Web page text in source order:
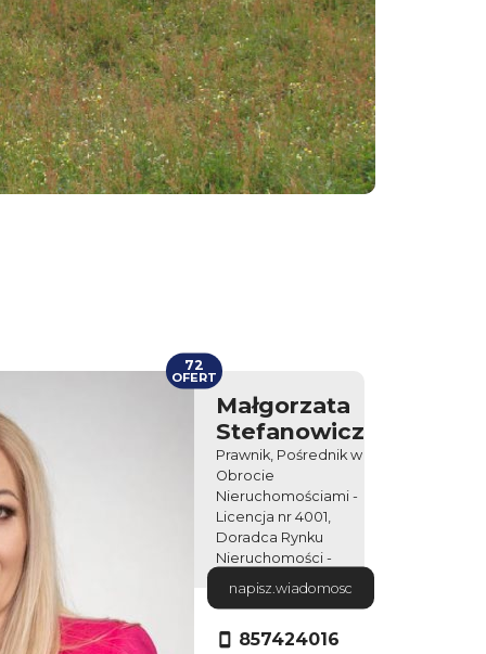
Małgorzata
Stefanowicz
Prawnik, Pośrednik w
Obrocie
Nieruchomościami -
Licencja nr 4001,
Doradca Rynku
Nieruchomości -
Certyfikat nr 250
licencja: 4001
857424016
napisz.wiadomosc
72
OFERT